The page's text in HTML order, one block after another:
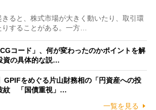
ると、株式市場が大きく動いたり、取引環
することがある。一方…
コード」、何が変わったのかポイントを解
の具体的な説…
GPIFをめぐる片山財務相の「円資産への投
紋 「国債重視」…
一覧を見る